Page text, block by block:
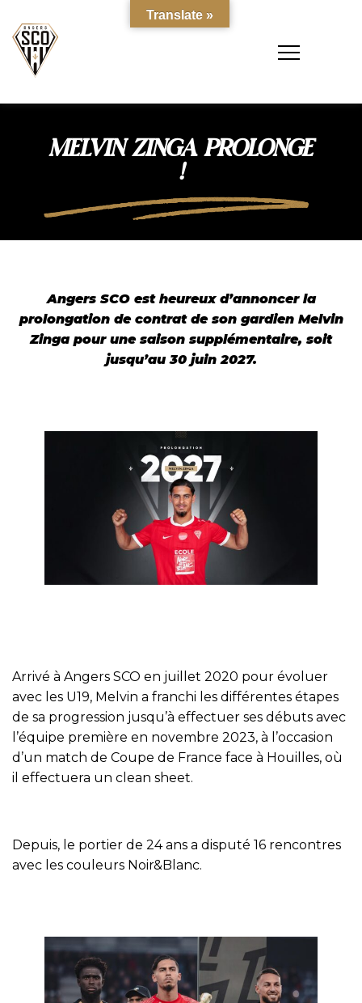
MELVIN ZINGA PROLONGE
!
Angers SCO est heureux d’annoncer la
prolongation de contrat de son gardien Melvin
Zinga pour une saison supplémentaire, soit
jusqu’au 30 juin 2027.
Arrivé à Angers SCO en juillet 2020 pour évoluer
avec les U19, Melvin a franchi les différentes étapes
de sa progression jusqu’à effectuer ses débuts avec
l’équipe première en novembre 2023, à l’occasion
d’un match de Coupe de France face à Houilles, où
il effectuera un clean sheet.
Depuis, le portier de 24 ans a disputé 16 rencontres
avec les couleurs Noir&Blanc.
Translate »